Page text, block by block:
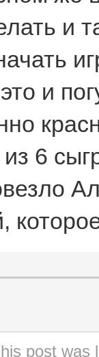
и
и
6
post was